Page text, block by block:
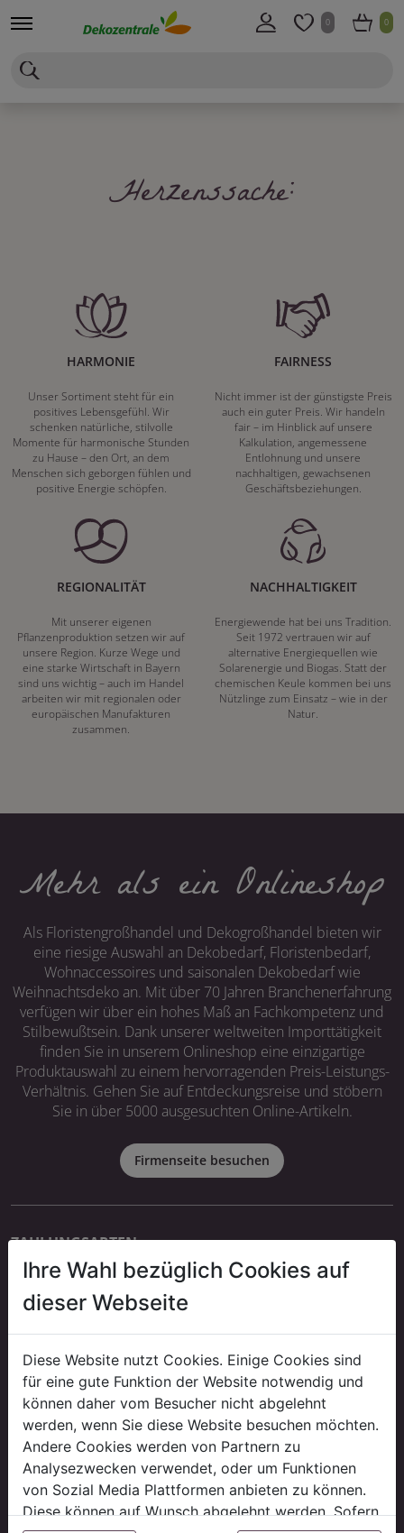
0 0
Herzenssache:
HARMONIE
Unser Sortiment steht für ein
positives Lebensgefühl. Wir
schenken natürliche, stilvolle
Momente für harmonische Stunden
zu Hause – den Ort, an dem
Menschen sich geborgen fühlen und
positive Energie schöpfen.
FAIRNESS
Nicht immer ist der günstigste Preis
auch ein guter Preis. Wir handeln
fair – im Hinblick auf unsere
Kalkulation, angemessene
Entlohnung und unsere
nachhaltigen, gewachsenen
Geschäftsbeziehungen.
REGIONALITÄT
Mit unserer eigenen
Pflanzenproduktion setzen wir auf
unsere Region. Kurze Wege und
eine starke Wirtschaft in Bayern
sind uns wichtig – auch im Handel
arbeiten wir mit regionalen oder
europäischen Manufakturen
zusammen.
NACHHALTIGKEIT
Energiewende hat bei uns Tradition.
Seit 1972 vertrauen wir auf
alternative Energiequellen wie
Solarenergie und Biogas. Statt der
chemischen Keule kommen bei uns
Nützlinge zum Einsatz – wie in der
Natur.
Mehr als ein Onlineshop
Als Floristengroßhandel und Dekogroßhandel bieten wir
eine riesige Auswahl an Dekobedarf, Floristenbedarf,
Wohnaccessoires und saisonalen Dekobedarf wie
Weihnachtsdeko an. Mit über 70 Jahren Branchenerfahrung
verfügen wir über ein hohes Maß an Fachkompetenz und
Stilbewußtsein. Dank unserer weltweiten Importtätigkeit
finden Sie in unserem Onlineshop eine einzigartige
Produktauswahl zu einem hervorragenden Preis-Leistungs-
Verhältnis. Gehen Sie auf Entdeckungsreise und stöbern
Sie in über 5000 ausgesuchten Online-Artikeln.
Firmenseite besuchen
ZAHLUNGSARTEN
Bankeinzug
LIEFERUNG
*Gratis Lieferung!
Versandkostenfrei innerhalb Deutschlands ab 500 € Auftragswert
(ausgenommen evtl. anfallende Speditions-/ Sperrgutkosten).
Liefer- und Versandkosten
Ihre Wahl bezüglich Cookies auf
dieser Webseite
Diese Website nutzt Cookies. Einige Cookies sind
für eine gute Funktion der Website notwendig und
können daher vom Besucher nicht abgelehnt
werden, wenn Sie diese Website besuchen möchten.
Andere Cookies werden von Partnern zu
Analysezwecken verwendet, oder um Funktionen
von Sozial Media Plattformen anbieten zu können.
Diese können auf Wunsch abgelehnt werden. Sofern